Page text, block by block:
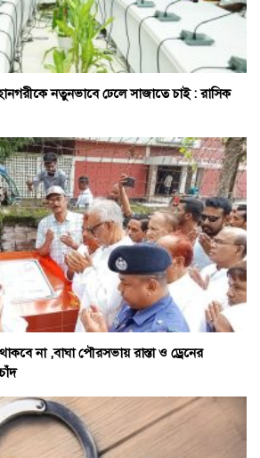
নতুনভাবে ঢেলে সাজাতে চাই : রাসিক
থাকবে না ,বাঘা পৌরসভায় রাস্তা ও ড্রেনের